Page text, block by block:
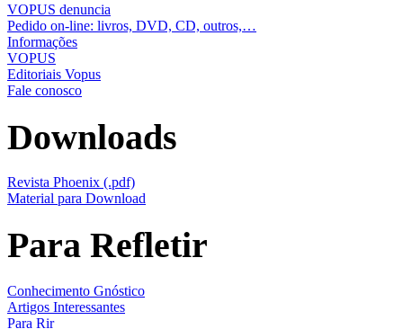
VOPUS denuncia
Pedido on-line: livros, DVD, CD, outros,…
Informações
VOPUS
Editoriais Vopus
Fale conosco
Downloads
Revista Phoenix (.pdf)
Material para Download
Para Refletir
Conhecimento Gnóstico
Artigos Interessantes
Para Rir